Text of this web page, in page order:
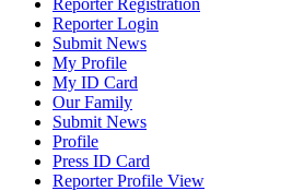
Reporter Registration
Reporter Login
Submit News
My Profile
My ID Card
Our Family
Submit News
Profile
Press ID Card
Reporter Profile View